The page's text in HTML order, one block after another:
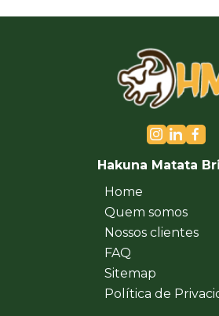
Hakuna Matata
Home
Quem somos
Nossos clientes
FAQ
Sitemap
Política de